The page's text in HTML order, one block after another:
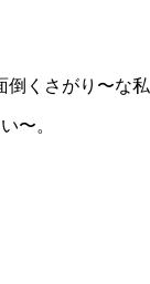
倒くさがり〜な私
〜。